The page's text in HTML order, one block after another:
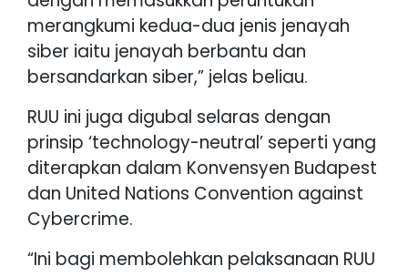
merangkumi kedua-dua jenis jenayah
siber iaitu jenayah berbantu dan
bersandarkan siber,” jelas beliau.
RUU ini juga digubal selaras dengan
prinsip ‘technology-neutral’ seperti yang
diterapkan dalam Konvensyen Budapest
dan United Nations Convention against
Cybercrime.
“Ini bagi membolehkan pelaksanaan RUU